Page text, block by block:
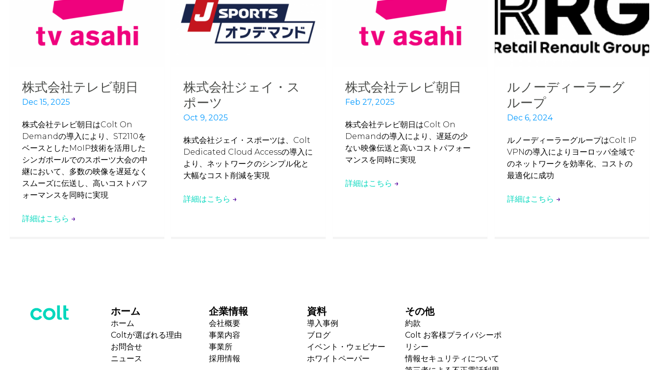
株式会社テレビ朝日
Dec 15, 2025
株式会社テレビ朝日はColt On
Demandの導入により、ST2110を
ベースとしたMoIP技術を活用した
シンガポールでのスポーツ大会の中
継において、多数の映像を遅延なく
スムーズに伝送し、高いコストパフ
ォーマンスを同時に実現
詳細はこちら →
株式会社ジェイ・ス
ポーツ
Oct 9, 2025
株式会社ジェイ・スポーツは、Colt
Dedicated Cloud Accessの導入に
より、ネットワークのシンプル化と
大幅なコスト削減を実現
詳細はこちら →
株式会社テレビ朝日
Feb 27, 2025
株式会社テレビ朝日はColt On
Demandの導入により、遅延の少
ない映像伝送と高いコストパフォー
マンスを同時に実現
詳細はこちら →
ルノーディーラーグ
ループ
Dec 6, 2024
ルノーディーラーグループはColt IP
VPNの導入によりヨーロッパ全域で
のネットワークを効率化、コストの
最適化に成功
詳細はこちら →
ホーム
ホーム
Coltが選ばれる理由
お問合せ
ニュース
企業情報
会社概要
事業内容
事業所
採用情報
資料
導入事例
ブログ
イベント・ウェビナー
ホワイトペーパー
その他
約款
Colt お客様プライバシーポ
リシー
情報セキュリティについて